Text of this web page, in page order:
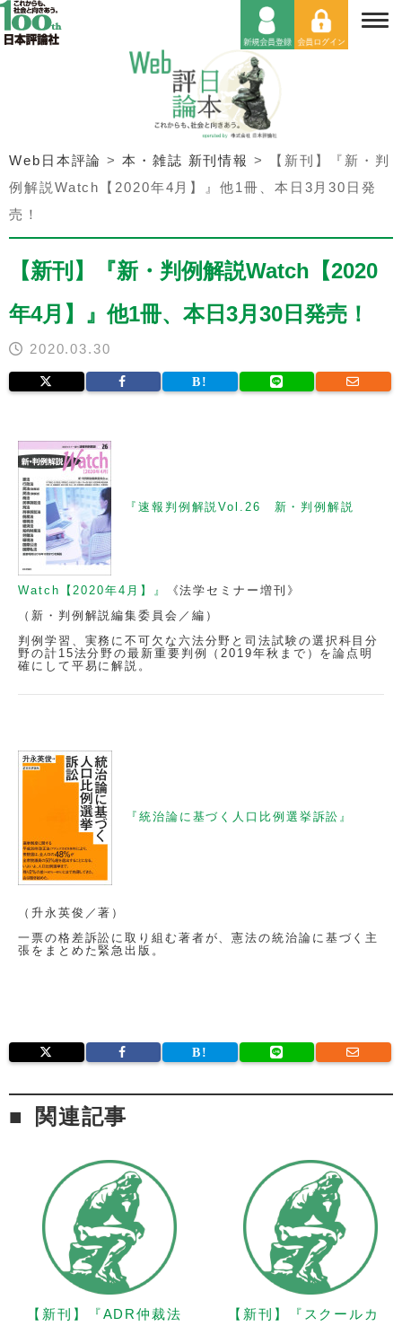
Web日本評論 >本・雑誌 新刊情報 >
【新刊】『新・判
例解説Watch【2020年4月】』他1冊、本日3月30日発
売！
【新刊】『新・判例解説Watch【2020
年4月】』他1冊、本日3月30日発売！
2020.03.30
『速報判例解説Vol.26 新・判例解説
Watch【2020年4月】』
《法学セミナー増刊》
（新・判例解説編集委員会／編）
判例学習、実務に不可欠な六法分野と司法試験の選択科目分
野の計15法分野の最新重要判例（2019年秋まで）を論点明
確にして平易に解説。
『統治論に基づく人口比例選挙訴訟』
（升永英俊／著）
一票の格差訴訟に取り組む著者が、憲法の統治論に基づく主
張をまとめた緊急出版。
関連記事
【新刊】『ADR仲裁法
【新刊】『スクールカ